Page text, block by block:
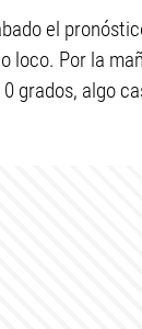
el
loco. Por la
grados, algo